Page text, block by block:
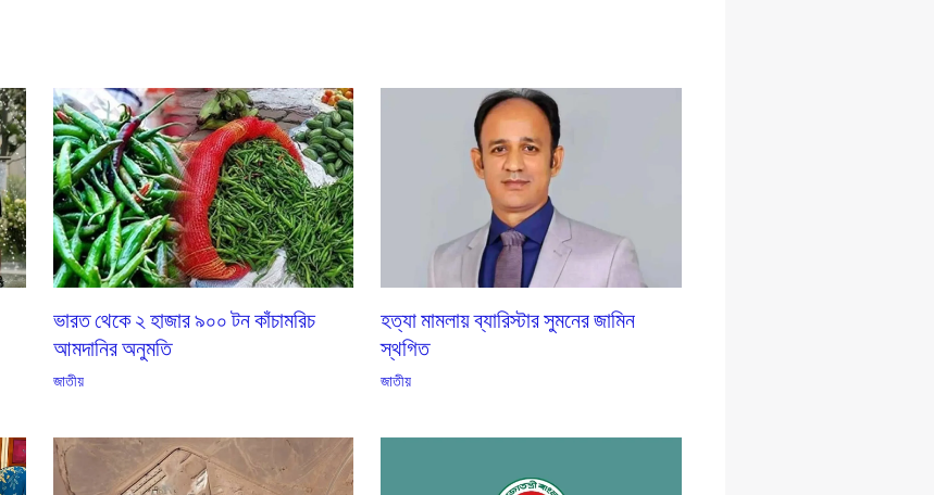
ভারত থেকে ২ হাজার ৯০০ টন কাঁচামরিচ
আমদানির অনুমতি
জাতীয়
হত্যা মামলায় ব্যারিস্টার সুমনের জামিন
স্থগিত
জাতীয়